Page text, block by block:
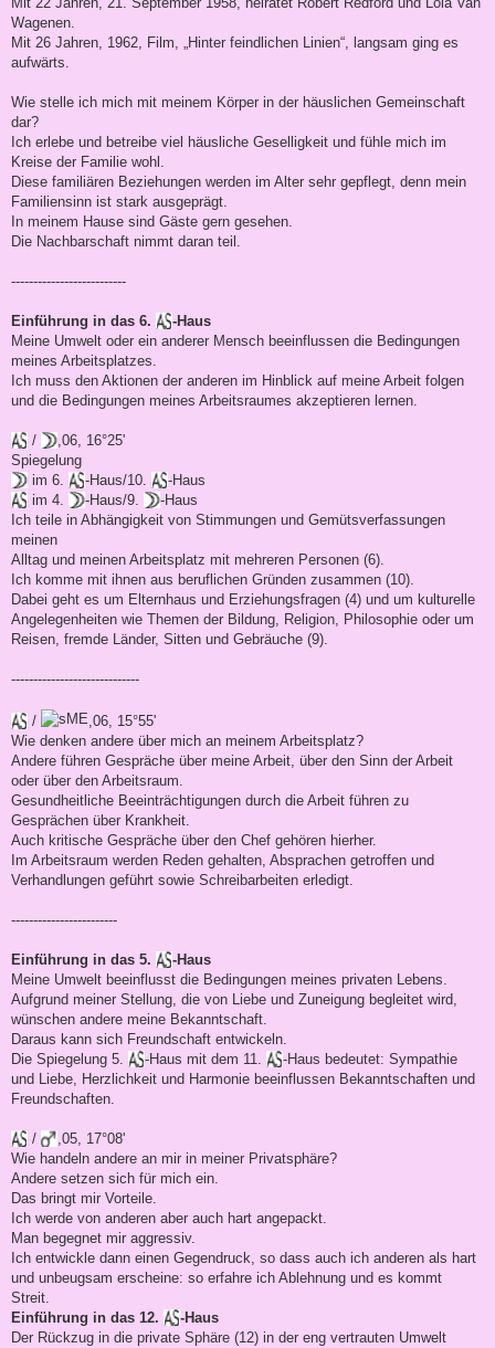
Wagenen.
Mit 26 Jahren, 1962, Film, „Hinter feindlichen Linien“, langsam ging es
aufwärts.
Wie stelle ich mich mit meinem Körper in der häuslichen Gemeinschaft
dar?
Ich erlebe und betreibe viel häusliche Geselligkeit und fühle mich im
Kreise der Familie wohl.
Diese familiären Beziehungen werden im Alter sehr gepflegt, denn mein
Familiensinn ist stark ausgeprägt.
In meinem Hause sind Gäste gern gesehen.
Die Nachbarschaft nimmt daran teil.
--------------------------
Einführung in das 6.
-Haus
Meine Umwelt oder ein anderer Mensch beeinflussen die Bedingungen
meines Arbeitsplatzes.
Ich muss den Aktionen der anderen im Hinblick auf meine Arbeit folgen
und die Bedingungen meines Arbeitsraumes akzeptieren lernen.
/
,06, 16°25'
Spiegelung
im 6.
-Haus/10.
-Haus
im 4.
-Haus/9.
-Haus
Ich teile in Abhängigkeit von Stimmungen und Gemütsverfassungen
meinen
Alltag und meinen Arbeitsplatz mit mehreren Personen (6).
Ich komme mit ihnen aus beruflichen Gründen zusammen (10).
Dabei geht es um Elternhaus und Erziehungsfragen (4) und um kulturelle
Angelegenheiten wie Themen der Bildung, Religion, Philosophie oder um
Reisen, fremde Länder, Sitten und Gebräuche (9).
-----------------------------
/
,06, 15°55'
Wie denken andere über mich an meinem Arbeitsplatz?
Andere führen Gespräche über meine Arbeit, über den Sinn der Arbeit
oder über den Arbeitsraum.
Gesundheitliche Beeinträchtigungen durch die Arbeit führen zu
Gesprächen über Krankheit.
Auch kritische Gespräche über den Chef gehören hierher.
Im Arbeitsraum werden Reden gehalten, Absprachen getroffen und
Verhandlungen geführt sowie Schreibarbeiten erledigt.
------------------------
Einführung in das 5.
-Haus
Meine Umwelt beeinflusst die Bedingungen meines privaten Lebens.
Aufgrund meiner Stellung, die von Liebe und Zuneigung begleitet wird,
wünschen andere meine Bekanntschaft.
Daraus kann sich Freundschaft entwickeln.
Die Spiegelung 5.
-Haus mit dem 11.
-Haus bedeutet: Sympathie
und Liebe, Herzlichkeit und Harmonie beeinflussen Bekanntschaften und
Freundschaften.
/
,05, 17°08'
Wie handeln andere an mir in meiner Privatsphäre?
Andere setzen sich für mich ein.
Das bringt mir Vorteile.
Ich werde von anderen aber auch hart angepackt.
Man begegnet mir aggressiv.
Ich entwickle dann einen Gegendruck, so dass auch ich anderen als hart
und unbeugsam erscheine: so erfahre ich Ablehnung und es kommt
Streit.
Einführung in das 12.
-Haus
Der Rückzug in die private Sphäre (12) in der eng vertrauten Umwelt